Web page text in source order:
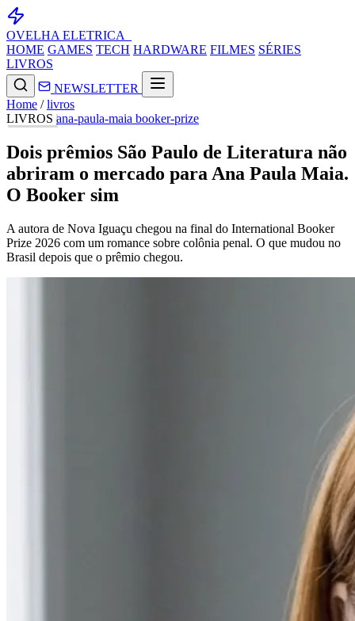
OVELHA ELETRICA_
HOME GAMES TECH HARDWARE FILMES SÉRIES
LIVROS
NEWSLETTER
Home / livros
LIVROS ana-paula-maia booker-prize
Dois prêmios São Paulo de Literatura não
abriram o mercado para Ana Paula Maia.
O Booker sim
A autora de Nova Iguaçu chegou na final do International Booker
Prize 2026 com um romance sobre colônia penal. O que mudou no
Brasil depois que o prêmio chegou.